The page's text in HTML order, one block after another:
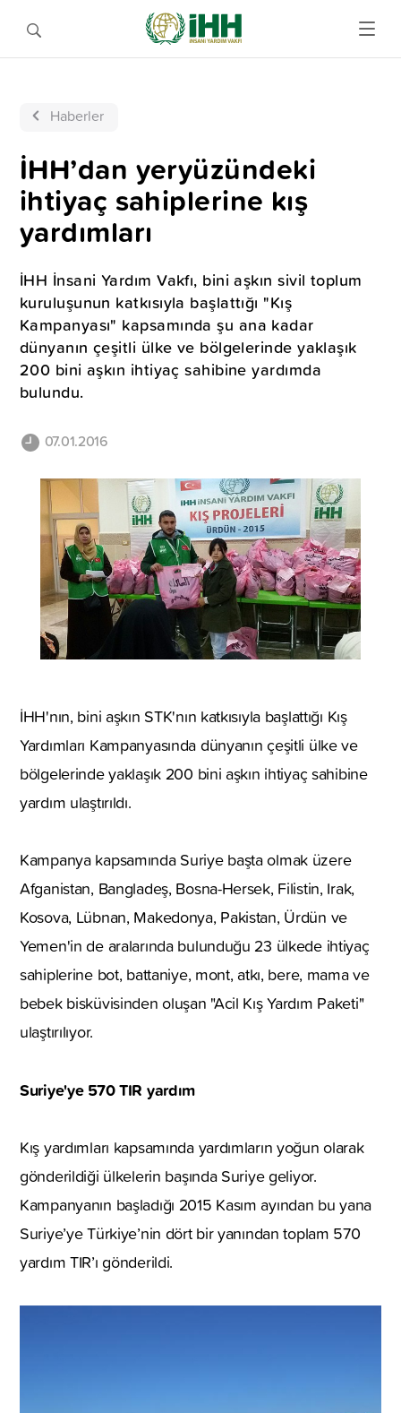
Haberler
İHH’dan yeryüzündeki
ihtiyaç sahiplerine kış
yardımları
İHH İnsani Yardım Vakfı, bini aşkın sivil toplum
kuruluşunun katkısıyla başlattığı "Kış
Kampanyası" kapsamında şu ana kadar
dünyanın çeşitli ülke ve bölgelerinde yaklaşık
200 bini aşkın ihtiyaç sahibine yardımda
bulundu.
07.01.2016
İHH'nın, bini aşkın STK'nın katkısıyla başlattığı Kış
Yardımları Kampanyasında dünyanın çeşitli ülke ve
bölgelerinde yaklaşık 200 bini aşkın ihtiyaç sahibine
yardım ulaştırıldı.
Kampanya kapsamında Suriye başta olmak üzere
Afganistan, Bangladeş, Bosna-Hersek, Filistin, Irak,
Kosova, Lübnan, Makedonya, Pakistan, Ürdün ve
Yemen'in de aralarında bulunduğu 23 ülkede ihtiyaç
sahiplerine bot, battaniye, mont, atkı, bere, mama ve
bebek bisküvisinden oluşan "Acil Kış Yardım Paketi"
ulaştırılıyor.
Suriye'ye 570 TIR yardım
Kış yardımları kapsamında yardımların yoğun olarak
gönderildiği ülkelerin başında Suriye geliyor.
Kampanyanın başladığı 2015 Kasım ayından bu yana
Suriye’ye Türkiye’nin dört bir yanından toplam 570
yardım TIR’ı gönderildi.